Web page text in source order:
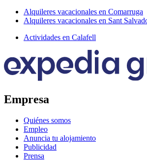
Alquileres vacacionales en Comarruga
Alquileres vacacionales en Sant
Actividades en Calafell
Empresa
Quiénes somos
Empleo
Anuncia tu alojamiento
Publicidad
Prensa